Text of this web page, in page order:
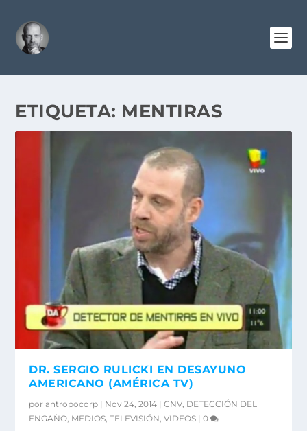
ETIQUETA: MENTIRAS
DR. SERGIO RULICKI EN DESAYUNO
AMERICANO (AMÉRICA TV)
porantropocorp | Nov 24, 2014 |CNV DETECCIÓN DEL
ENGAÑO MEDIOS ,TELEVISIÓN ,VIDEOS |0